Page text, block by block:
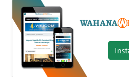
WN
NUSANTARA
WN
JOGJA